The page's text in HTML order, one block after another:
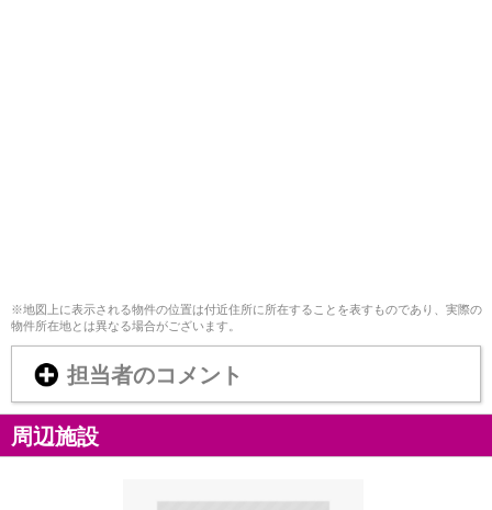
※地図上に表示される物件の位置は付近住所に所在することを表すものであり、実際の
物件所在地とは異なる場合がございます。
担当者のコメント
周辺施設